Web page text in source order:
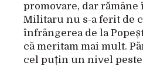
promovare, dar rămâne
Militaru nu s-a ferit de
înfrângerea de la
că meritam mai mult.
cel puțin un nivel peste